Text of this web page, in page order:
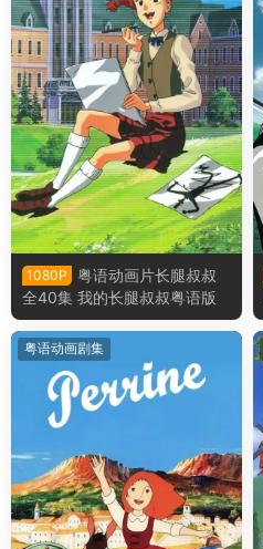
1080P
粤语动画片长腿叔叔
全40集 我的长腿叔叔粤语版
粤语动画剧集